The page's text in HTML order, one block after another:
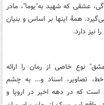
عشقی که شهید به"یوما"، مادر
همۀ اینها بر اساس و بنیان
نیز دارد.
نوع خاصی از رمان را ارائه
تصاویر، اسناد و... به چشم
که در دهه اخیر در اروپا و